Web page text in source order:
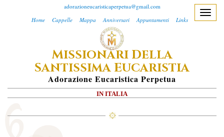
adorazioneucaristicaperpetua@gmail.com
Home
Cappelle Mappa Anniversari Appuntamenti Links
MISSIONARI DELLA
SANTISSIMA EUCARISTIA
ADorazione EUcaristica PErpetua
IN ITALIA
T
n
v